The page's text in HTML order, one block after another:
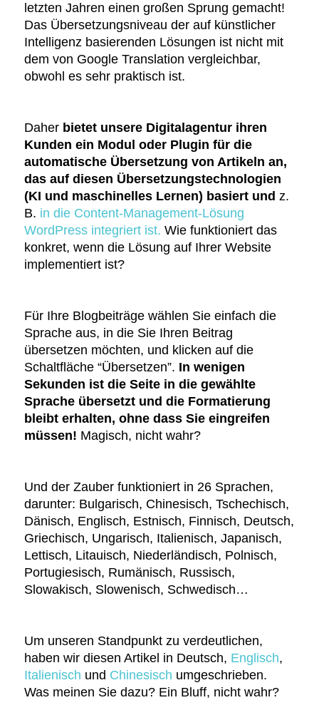
letzten Jahren einen großen Sprung gemacht!
Das Übersetzungsniveau der auf künstlicher
Intelligenz basierenden Lösungen ist nicht mit
dem von Google Translation vergleichbar,
obwohl es sehr praktisch ist.
Daher bietet unsere Digitalagentur ihren
Kunden ein Modul oder Plugin für die
automatische Übersetzung von Artikeln an,
das auf diesen Übersetzungstechnologien
(KI und maschinelles Lernen) basiert und z.
B. in die Content-Management-Lösung
WordPress integriert ist. Wie funktioniert das
konkret, wenn die Lösung auf Ihrer Website
implementiert ist?
Für Ihre Blogbeiträge wählen Sie einfach die
Sprache aus, in die Sie Ihren Beitrag
übersetzen möchten, und klicken auf die
Schaltfläche “Übersetzen”. In wenigen
Sekunden ist die Seite in die gewählte
Sprache übersetzt und die Formatierung
bleibt erhalten, ohne dass Sie eingreifen
müssen! Magisch, nicht wahr?
Und der Zauber funktioniert in 26 Sprachen,
darunter: Bulgarisch, Chinesisch, Tschechisch,
Dänisch, Englisch, Estnisch, Finnisch, Deutsch,
Griechisch, Ungarisch, Italienisch, Japanisch,
Lettisch, Litauisch, Niederländisch, Polnisch,
Portugiesisch, Rumänisch, Russisch,
Slowakisch, Slowenisch, Schwedisch…
Um unseren Standpunkt zu verdeutlichen,
haben wir diesen Artikel in Deutsch, Englisch,
Italienisch und Chinesisch umgeschrieben.
Was meinen Sie dazu? Ein Bluff, nicht wahr?